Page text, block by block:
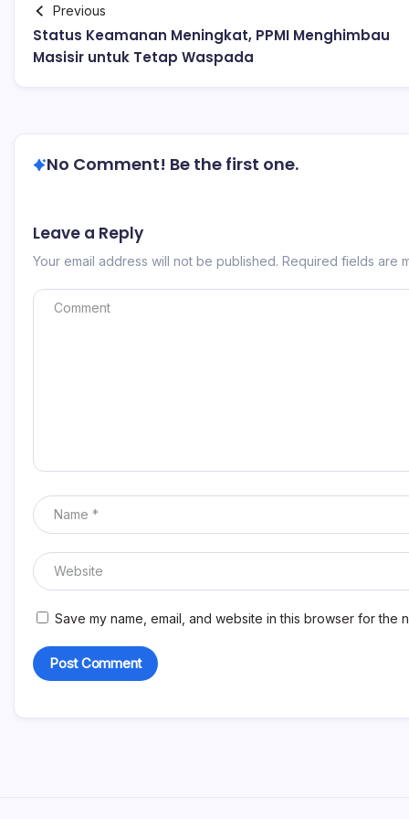
Previous
Status Keamanan Meningkat, PPMI Menghimbau
Masisir untuk Tetap Waspada
No Comment! Be the first one.
Leave a Reply
Your email address will not be published. Required fields are
Save my name, email, and website in this browser for the